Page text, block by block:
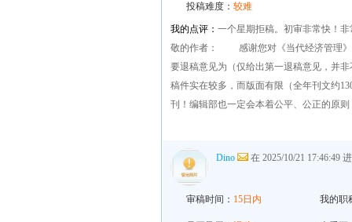
投稿难度： 较难
我的点评： 一个星期拒稿。初审非常快！
敬的作者： 感谢您对《当代经济管理》
要退稿意见为（仅给出第一退稿意见，
稿件实在较多，而版面有限（全年刊文约
刊！编辑部也一定会本着公平、公正的原
Dino 在 2025/10/21 17:46:49
审稿时间： 15日内 我的职